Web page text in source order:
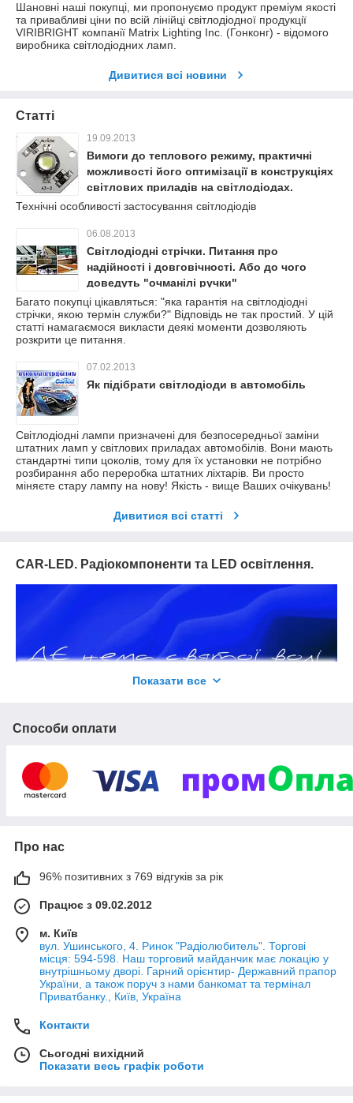
Шановні наші покупці, ми пропонуємо продукт преміум якості
та привабливі ціни по всій лінійці світлодіодної продукції
VIRIBRIGHT компанії Matrix Lighting Inc. (Гонконг) - відомого
виробника світлодіодних ламп.
Дивитися всі новини
Статті
19.09.2013
Вимоги до теплового режиму, практичні
можливості його оптимізації в конструкціях
світлових приладів на світлодіодах.
Технічні особливості застосування світлодіодів
06.08.2013
Світлодіодні стрічки. Питання про
надійності і довговічності. Або до чого
доведуть "очманілі ручки"
Багато покупці цікавляться: "яка гарантія на світлодіодні
стрічки, якою термін служби?" Відповідь не так простий. У цій
статті намагаємося викласти деякі моменти дозволяють
розкрити це питання.
07.02.2013
Як підібрати світлодіоди в автомобіль
Світлодіодні лампи призначені для безпосередньої заміни
штатних ламп у світлових приладах автомобілів. Вони мають
стандартні типи цоколів, тому для їх установки не потрібно
розбирання або переробка штатних ліхтарів. Ви просто
міняєте стару лампу на нову! Якість - вище Ваших очікувань!
Дивитися всі статті
CAR-LED. Радіокомпоненти та LED освітлення.
Не турбуйся про те, що у тебе немає високого чину.
Турбуйся про ті, чі ти гідний того, щоб мати високий чин.
Турбуйся про ті, чі ти гідний того, щоб тебе знали.
Показати все
Способи оплати
Про нас
96% позитивних з 769 відгуків за рік
Працює з 09.02.2012
м. Київ
вул. Ушинського, 4. Ринок "Радіолюбитель". Торгові
місця: 594-598. Наш торговий майданчик має локацію у
внутрішньому дворі. Гарний орієнтир- Державний прапор
України, а також поруч з нами банкомат та термінал
Приватбанку., Київ, Україна
Контакти
Сьогодні вихідний
Показати весь графік роботи